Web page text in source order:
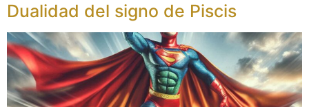
Dualidad del signo de Piscis